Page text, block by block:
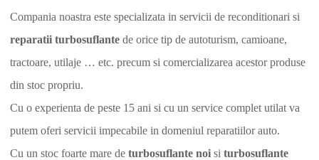
Compania noastra este specializata in servicii de reconditionari si
reparatii turbosuflante de orice tip de autoturism, camioane,
tractoare, utilaje … etc. precum si comercializarea acestor produse
din stoc propriu.
Cu o experienta de peste 15 ani si cu un service complet utilat va
putem oferi servicii impecabile in domeniul reparatiilor auto.
Cu un stoc foarte mare de turbosuflante noi si turbosuflante